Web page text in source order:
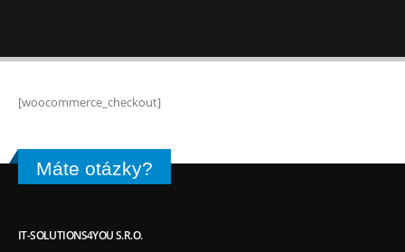
[woocommerce_checkout]
Máte otázky?
IT-SOLUTIONS4YOU S.R.O.